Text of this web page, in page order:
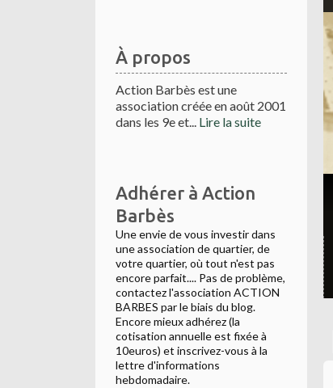
À propos
Action Barbès est une
association créée en août 2001
dans les 9e et... Lire la suite
Adhérer à Action
Barbès
Une envie de vous investir dans
une association de quartier, de
votre quartier, où tout n'est pas
encore parfait.... Pas de problème,
contactez l'association ACTION
BARBES par le biais du blog.
Encore mieux adhérez (la
cotisation annuelle est fixée à
10euros) et inscrivez-vous à la
lettre d'informations
hebdomadaire.